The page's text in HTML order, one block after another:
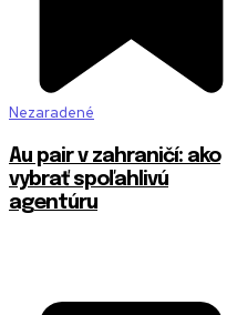
Nezaradené
Au pair v zahraničí: ako
vybrať spoľahlivú
agentúru